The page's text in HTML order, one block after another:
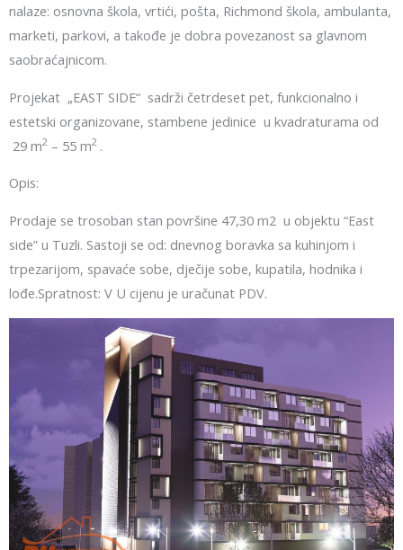
nalaze: osnovna škola, vrtići, pošta, Richmond škola, ambulanta,
marketi, parkovi, a takođe je dobra povezanost sa glavnom
saobraćajnicom.
Projekat „EAST SIDE“ sadrži četrdeset pet, funkcionalno i
estetski organizovane, stambene jedinice u kvadraturama od
29 m2 – 55 m2 .
Opis:
Prodaje se trosoban stan površine 47,30 m2 u objektu “East
side” u Tuzli. Sastoji se od: dnevnog boravka sa kuhinjom i
trpezarijom, spavaće sobe, dječije sobe, kupatila, hodnika i
lođe.Spratnost: V U cijenu je uračunat PDV.